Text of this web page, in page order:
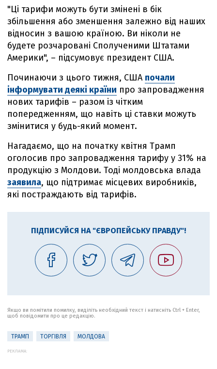
"Ці тарифи можуть бути змінені в бік
збільшення або зменшення залежно від наших
відносин з вашою країною. Ви ніколи не
будете розчаровані Сполученими Штатами
Америки", – підсумовує президент США.
Починаючи з цього тижня, США почали
інформувати деякі країни про запровадження
нових тарифів – разом із чітким
попередженням, що навіть ці ставки можуть
змінитися у будь-який момент.
Нагадаємо, що на початку квітня Трамп
оголосив про запровадження тарифу у 31% на
продукцію з Молдови. Тоді молдовська влада
заявила, що підтримає місцевих виробників,
які постраждають від тарифів.
ПІДПИСУЙСЯ НА "ЄВРОПЕЙСЬКУ ПРАВДУ"!
Якщо ви помітили помилку, виділіть необхідний текст і натисніть Ctrl + Enter,
щоб повідомити про це редакцію.
ТРАМП ТОРГІВЛЯ МОЛДОВА
РЕКЛАМА: